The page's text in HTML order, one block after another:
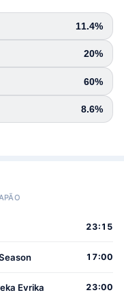
11.4%
20%
60%
8.6%
23:15
17:00
Evrika 23:00